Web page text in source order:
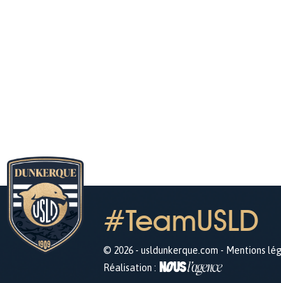
#TeamUSLD
© 2026 - usldunkerque.com - Mentions
Réalisation :